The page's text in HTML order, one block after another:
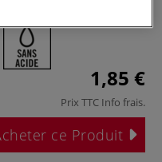
1,85 €
Prix TTC Info frais.
ce Produit